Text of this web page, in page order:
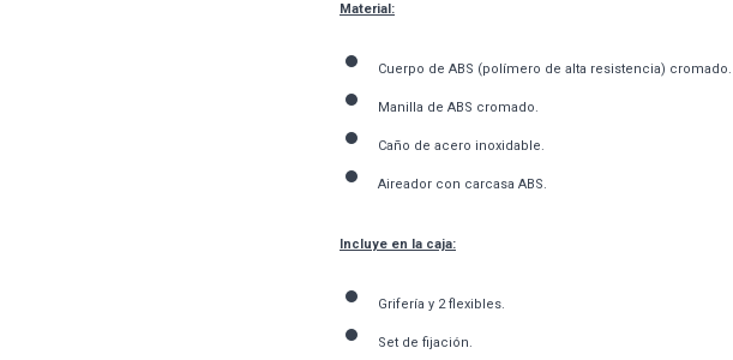
Material:
Cuerpo de ABS (polímero de alta resistencia) cromado.
Manilla de ABS cromado.
Caño de acero inoxidable.
Aireador con carcasa ABS.
Incluye en la caja:
Grifería y 2 flexibles.
Set de fijación.